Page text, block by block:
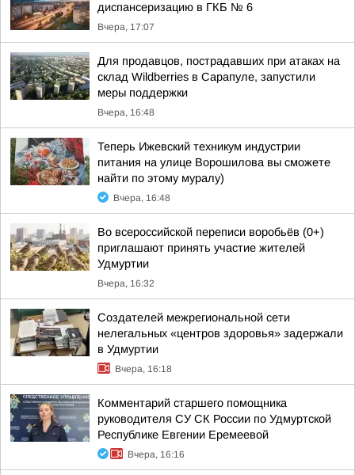
диспансеризацию в ГКБ № 6
Вчера, 17:07
Для продавцов, пострадавших при атаках на
склад Wildberries в Сарапуле, запустили
меры поддержки
Вчера, 16:48
Теперь Ижевский техникум индустрии
питания на улице Ворошилова вы сможете
найти по этому муралу)
Вчера, 16:48
Во всероссийской переписи воробьёв (0+)
приглашают принять участие жителей
Удмуртии
Вчера, 16:32
Создателей межрегиональной сети
нелегальных «центров здоровья» задержали
в Удмуртии
Вчера, 16:18
Комментарий старшего помощника
руководителя СУ СК России по Удмуртской
Республике Евгении Еремеевой
Вчера, 16:16